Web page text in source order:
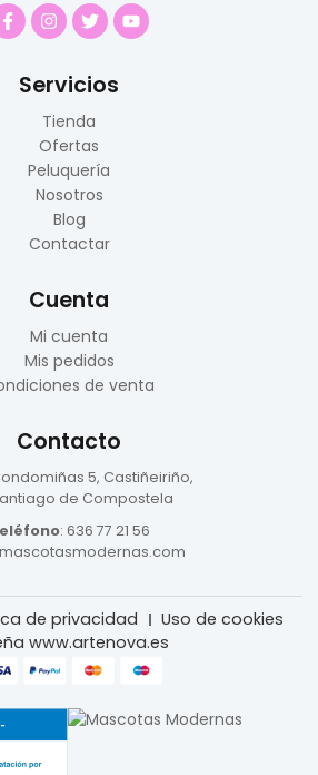
Servicios
Tienda
Ofertas
Peluquería
Nosotros
Blog
Contactar
Cuenta
Mi cuenta
Mis pedidos
de venta
Contacto
5, Castiñeiriño,
de Compostela
: 636 77 21 56
de privacidad
Uso de cookies
www.artenova.es